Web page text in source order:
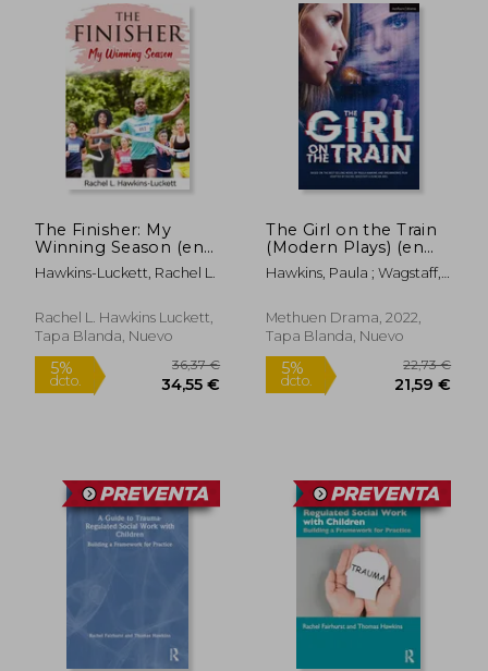
5%
dcto. 24,58 €
5%
dcto.
5%
dcto.
The Finisher: My
Winning Season (en
Inglés)
Hawkins-Luckett, Rachel L.
Rachel L. Hawkins Luckett,
Tapa Blanda, Nuevo
The Girl on the Train
(Modern Plays) (en
Inglés)
Hawkins, Paula ; Wagstaff,
Methuen Drama, 2022,
Tapa Blanda, Nuevo